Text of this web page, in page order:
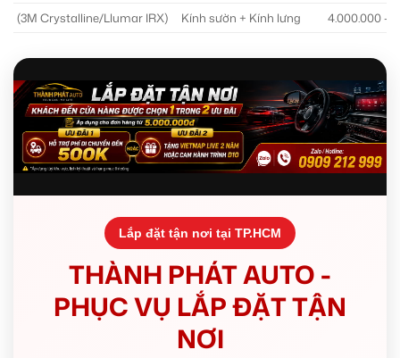
(3M Crystalline/Llumar IRX)
Kính sườn + Kính lưng 4.000.000 –
Lắp đặt tận nơi tại TP.HCM
THÀNH PHÁT AUTO -
PHỤC VỤ LẮP ĐẶT TẬN
NƠI